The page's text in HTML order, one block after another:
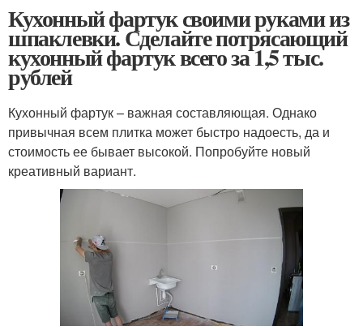
Кухонный фартук своими руками из
шпаклевки. Сделайте потрясающий
кухонный фартук всего за 1,5 тыс.
рублей
Кухонный фартук – важная составляющая. Однако
привычная всем плитка может быстро надоесть, да и
стоимость ее бывает высокой. Попробуйте новый
креативный вариант.